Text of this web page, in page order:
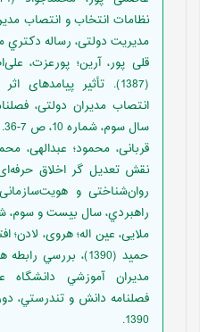
نظامات انتخاب و انتصاب
مدیریت دولتی، رساله دکتري
قلی پور، آرین؛ پورعزت،
(1387). تأثیر پیامدهای
انتصاب مدیران دولتی،
سال سوم، شماره 10، ص 7-36.
نقش تعدیل گر اخلاق
روان‌شناختی و
راهبردي، سال بیست و سوم، شماره 64،
ملایی، عین اله؛ هروی، لادن؛
حمید (1390)، بررسي
مديران آموزشي دانشگاه
1390.